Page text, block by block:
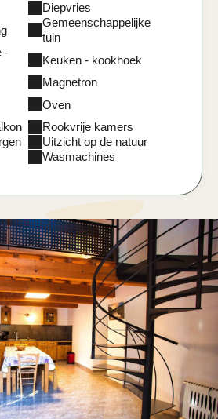
Diepvries
Gemeenschappelijke
tuin
-
Keuken - kookhoek
Magnetron
Oven
Rookvrije kamers
Uitzicht op de natuur
Wasmachines